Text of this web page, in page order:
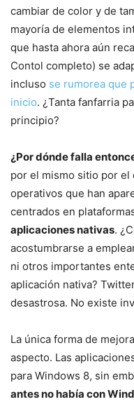
cambiar de color y de
mayoría de elementos
que hasta ahora aún
Contol completo) se
incluso se rumorea que
inicio. ¿Tanta fanfarria
principio?
¿Por dónde falla
por el mismo sitio por el
operativos que han
centrados en
aplicaciones nativas.
acostumbrarse a
ni otros importantes
aplicación nativa?
desastrosa. No existe
La única forma de
aspecto. Las
para Windows 8, sin
antes no había con